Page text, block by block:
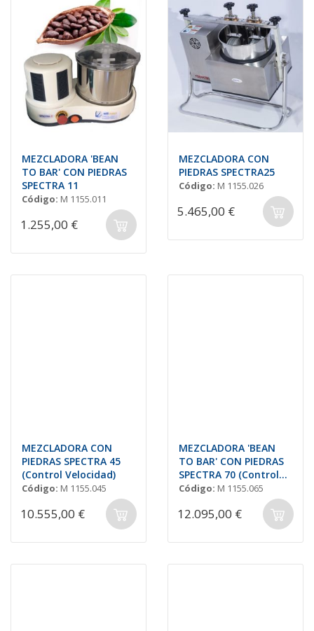
MEZCLADORA 'BEAN
TO BAR' CON PIEDRAS
SPECTRA 11
Código: M 1155.011
1.255,00 €
MEZCLADORA CON
PIEDRAS SPECTRA25
Código: M 1155.026
5.465,00 €
MEZCLADORA CON
PIEDRAS SPECTRA 45
(Control Velocidad)
Código: M 1155.045
10.555,00 €
MEZCLADORA 'BEAN
TO BAR' CON PIEDRAS
SPECTRA 70 (Control
de Velocidad)
Código: M 1155.065
12.095,00 €